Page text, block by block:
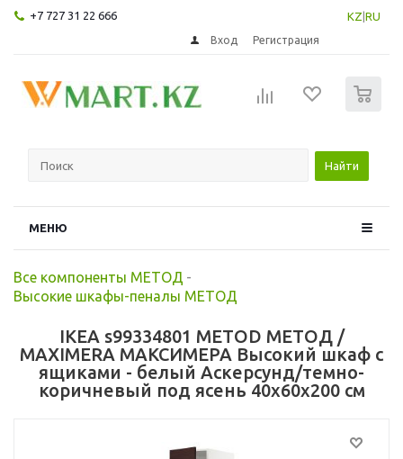
+7 727 31 22 666 KZ RU
Вход Регистрация
Найти
МЕНЮ
Все компоненты МЕТОД -
Высокие шкафы-пеналы МЕТОД
IKEA s99334801 METOD МЕТОД /
MAXIMERA МАКСИМЕРА Высокий шкаф с
ящиками - белый Аскерсунд/темно-
коричневый под ясень 40x60x200 см